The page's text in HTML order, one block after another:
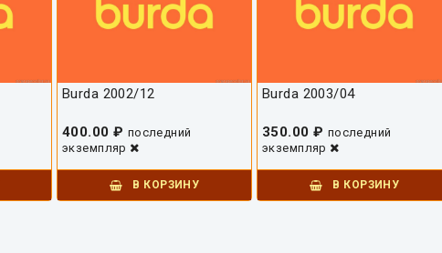
Burda 2002/12
400.00 ₽ последний
экземпляр
В КОРЗИНУ
Burda 2003/04
350.00 ₽ последний
экземпляр
В КОРЗИНУ